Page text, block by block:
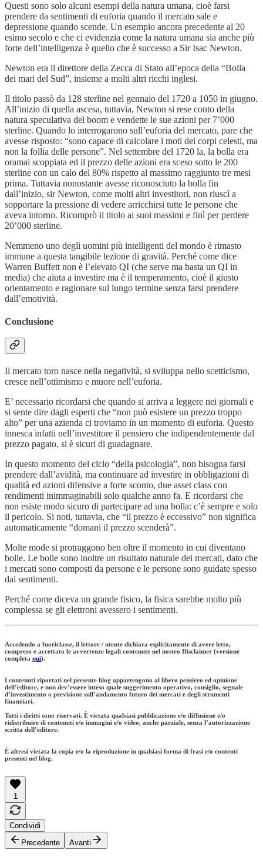
Questi sono solo alcuni esempi della natura umana, cioè farsi
prendere da sentimenti di euforia quando il mercato sale e
depressione quando scende. Un esempio ancora precedente al 20
esimo secolo e che ci evidenzia come la natura umana sia anche più
forte dell’intelligenza è quello che è successo a Sir Isac Newton.
Newton era il direttore della Zecca di Stato all’epoca della “Bolla
dei mari del Sud”, insieme a molti altri ricchi inglesi.
Il titolo passò da 128 sterline nel gennaio del 1720 a 1050 in giugno.
All’inizio di quella ascesa, tuttavia, Newton si rese conto della
natura speculativa del boom e vendette le sue azioni per 7’000
sterline. Quando lo interrogarono sull’euforia del mercato, pare che
avesse risposto: “sono capace di calcolare i moti dei corpi celesti, ma
non la follia delle persone”. Nel settembre del 1720 la, la bolla era
oramai scoppiata ed il prezzo delle azioni era sceso sotto le 200
sterline con un calo del 80% rispetto al massimo raggiunto tre mesi
prima. Tuttavia nonostante avesse riconosciuto la bolla fin
dall’inizio, sir Newton, come molti altri investitori, non riuscì a
sopportare la pressione di vedere arricchirsi tutte le persone che
aveva intorno. Ricomprò il titolo ai suoi massimi e finì per perdere
20’000 sterline.
Nemmeno uno degli uomini più intelligenti del mondo è rimasto
immune a questa tangibile lezione di gravità. Perché come dice
Warren Buffett non è l’elevato QI (che serve ma basta un QI in
media) che aiuta a investire ma è il temperamento, cioè il giusto
orientamento e ragionare sul lungo termine senza farsi prendere
dall’emotività.
Conclusione
Il mercato toro nasce nella negatività, si sviluppa nello scetticismo,
cresce nell’ottimismo e muore nell’euforia.
E’ necessario ricordarsi che quando si arriva a leggere nei giornali e
si sente dire dagli esperti che “non può esistere un prezzo troppo
alto” per una azienda ci troviamo in un momento di euforia. Questo
innesca infatti nell’investitore il pensiero che indipendentemente dal
prezzo pagato, si è sicuri di guadagnare.
In questo momento del ciclo “della psicologia”, non bisogna farsi
prendere dall’avidità, ma continuare ad investire in obbligazioni di
qualità ed azioni difensive a forte sconto, due asset class con
rendimenti inimmaginabili solo qualche anno fa. E ricordarsi che
non esiste modo sicuro di partecipare ad una bolla: c’è sempre e solo
il pericolo. Si noti, tuttavia, che “il prezzo è eccessivo” non significa
automaticamente “domani il prezzo scenderà”.
Molte mode si protraggono ben oltre il momento in cui diventano
bolle. Le bolle sono inoltre un risultato naturale dei mercati, dato che
i mercati sono composti da persone e le persone sono guidate spesso
dai sentimenti.
Perché come diceva un grande fisico, la fisica sarebbe molto più
complessa se gli elettroni avessero i sentimenti.
Accedendo a fuoriclasse, il lettore / utente dichiara esplicitamente di avere letto,
compreso e accettato le avvertenze legali contenute nel nostro Disclaimer (versione
completa qui).
I contenuti riportati nel presente blog appartengono al libero pensiero ed opinione
dell’editore, e non dev’essere inteso quale suggerimento operativo, consiglio, segnale
d’investimento o previsione sull’andamento futuro dei mercati e degli strumenti
finanziari.
Tutti i diritti sono riservati. È vietata qualsiasi pubblicazione e/o diffusione e/o
ridistribuire di contenuti e/o immagini e/o video, anche parziale, senza l’autorizzazione
scritta dell’editore.
È altresì vietata la copia e/o la riproduzione in qualsiasi forma di frasi e/o contenti
presenti nel blog.
1
Condividi
Precedente
Avanti